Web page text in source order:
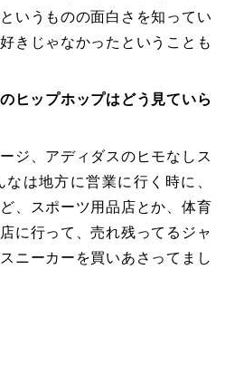
いうものの面白さを知ってい
きじゃなかったということも
ヒップホップはどう見ていら
ジ、アディダスのヒモなしス
は地方に営業に行く時に、
、スポーツ用品店とか、体育
に行って、売れ残ってるジャ
ニーカーを買いあさってまし